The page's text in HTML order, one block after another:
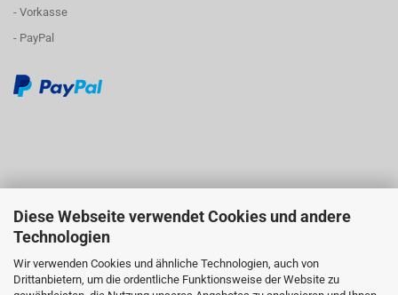
Diese Webseite verwendet Cookies und andere
Technologien
Wir verwenden Cookies und ähnliche Technologien, auch von
Drittanbietern, um die ordentliche Funktionsweise der Website zu
- Vorkasse
- PayPal